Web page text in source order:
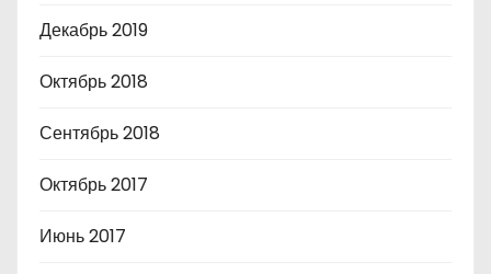
Декабрь 2019
Октябрь 2018
Сентябрь 2018
Октябрь 2017
Июнь 2017